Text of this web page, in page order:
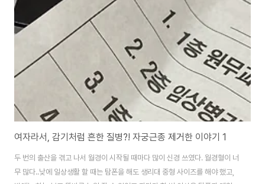
도 많은데 여긴 정말 큰 거 쓰시는구나.. 쌀쌀한 날,뜨끈ㅡ한 국물이 땡기는 날
가고 싶은 식당이 생겼다! 다음에는 수육보쌈 먹어봐야지 😎
여자라서, 감기처럼 흔한 질병?! 자궁근종 제거한 이야기 1
두 번의 출산을 겪고 나서 월경이 시작될 때마다 많이 신경 쓰였다. 월경혈이 너
무 많다..낮에 일상생활 할 때는 탐폰을 해도 생리대 중형 사이즈를 해야 했고,